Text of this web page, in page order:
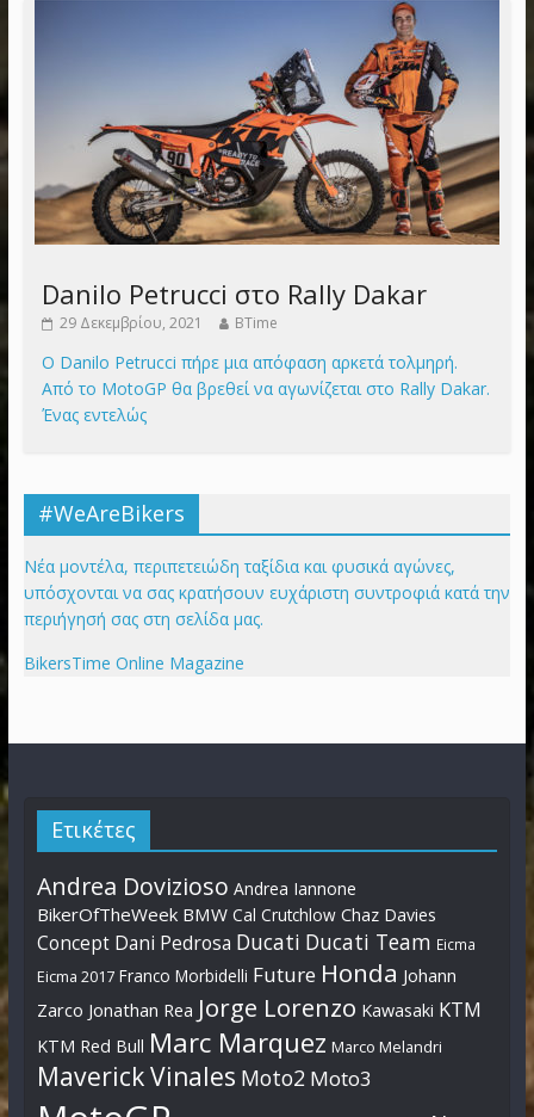
Danilo Petrucci στο Rally Dakar
29 Δεκεμβρίου, 2021 BTime
Ο Danilo Petrucci πήρε μια απόφαση αρκετά τολμηρή.
Από το MotoGP θα βρεθεί να αγωνίζεται στο Rally Dakar.
Ένας εντελώς
#WeAreBikers
Νέα μοντέλα, περιπετειώδη ταξίδια και φυσικά αγώνες,
υπόσχονται να σας κρατήσουν ευχάριστη συντροφιά κατά την
περιήγησή σας στη σελίδα μας.
BikersTime Online Magazine
Ετικέτες
Andrea Dovizioso Andrea Iannone
BikerOfTheWeek BMW Cal Crutchlow Chaz Davies
Concept Dani Pedrosa Ducati Ducati Team Eicma
Eicma 2017 Franco Morbidelli Future Honda Johann
Zarco Jonathan Rea Jorge Lorenzo Kawasaki KTM
KTM Red Bull Marc Marquez Marco Melandri
Maverick Vinales Moto2 Moto3